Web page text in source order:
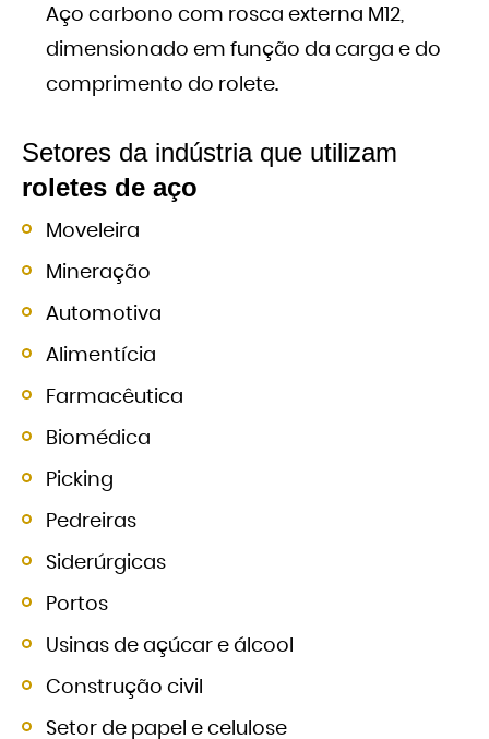
Aço carbono com rosca externa M12,
dimensionado em função da carga e do
comprimento do rolete.
Setores da indústria que utilizam
roletes de aço
Moveleira
Mineração
Automotiva
Alimentícia
Farmacêutica
Biomédica
Picking
Pedreiras
Siderúrgicas
Portos
Usinas de açúcar e álcool
Construção civil
Setor de papel e celulose